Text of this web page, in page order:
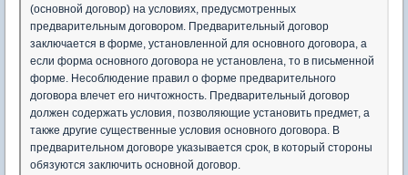
(основной договор) на условиях, предусмотренных
предварительным договором. Предварительный договор
заключается в форме, установленной для основного договора, а
если форма основного договора не установлена, то в письменной
форме. Несоблюдение правил о форме предварительного
договора влечет его ничтожность. Предварительный договор
должен содержать условия, позволяющие установить предмет, а
также другие существенные условия основного договора. В
предварительном договоре указывается срок, в который стороны
обязуются заключить основной договор.